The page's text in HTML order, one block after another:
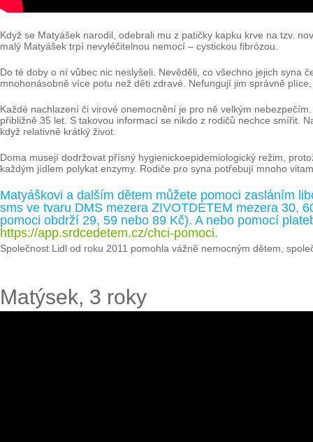
Když se Matyášek narodil, odebrali mu z patičky kapku krve na tzv.
malý Matyášek trpí nevyléčitelnou nemocí – cystickou fibrózou.
Do té doby o ní vůbec nic neslyšeli. Nevěděli, co všechno jejich syna
mnohonásobně více potu než děti zdravé. Nefungují jim správně
Každé nachlazení či virové onemocnění je pro ně velkým
přibližně 35 let. S takovou informací se nikdo z rodičů nechce smířit.
když relativně krátký život.
Doma musejí dodržovat přísný hygienickoepidemiologický režim,
každým jídlem polykat enzymy. Rodiče pro syna potřebují mnoho
Matyáškovi a dalším dětem můžete pomoci zasláním
sms ve tvaru DMS mezera ZIVOTDETEM mezera 30,
pomoci obdrží 29, 59 nebo 89 Kč). A nebo pomocí
https://app.srdcedetem.cz/chci-pomoci.
Společnost Lidl od roku 2011 pomohla vážně nemocným dětem,
Matýsek, 3 roky